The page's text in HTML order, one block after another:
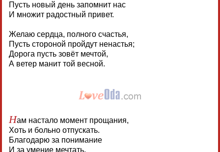
Пусть новый день запомнит нас
И множит радостный привет.
Желаю сердца, полного счастья,
Пусть стороной пройдут ненастья;
Дорога пусть зовёт мечтой,
А ветер манит той весной.
Нам настало момент прощания,
Хоть и больно отпускать.
Благодарю за понимание
И за умение мечтать.